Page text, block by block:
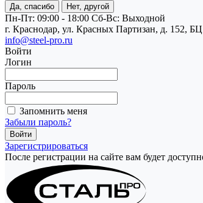
Да, спасибо Нет, другой
Пн-Пт: 09:00 - 18:00 Cб-Вс: Выходной
г. Краснодар, ул. Красных Партизан, д. 152, БЦ
info@steel-pro.ru
Войти
Логин
Пароль
Запомнить меня
Забыли пароль?
Зарегистрироваться
После регистрации на сайте вам будет